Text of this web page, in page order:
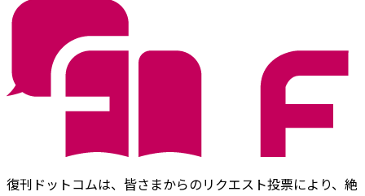
復刊ドットコムは、皆さまからのリクエスト投票により、絶